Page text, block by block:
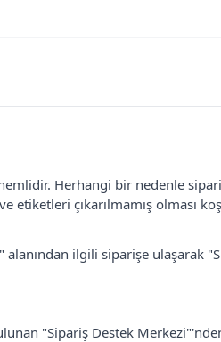
Herhangi bir nedenle
çıkarılmamış olması
ilgili siparişe ulaşarak
"Sipariş Destek